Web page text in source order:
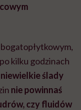
kilku godzinach
ślady
nie powinnaś
czy fluidów